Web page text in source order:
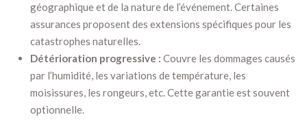
géographique et de la nature de l’événement. Certaines
assurances proposent des extensions spécifiques pour les
catastrophes naturelles.
Détérioration progressive : Couvre les dommages causés
par l’humidité, les variations de température, les
moisissures, les rongeurs, etc. Cette garantie est souvent
optionnelle.